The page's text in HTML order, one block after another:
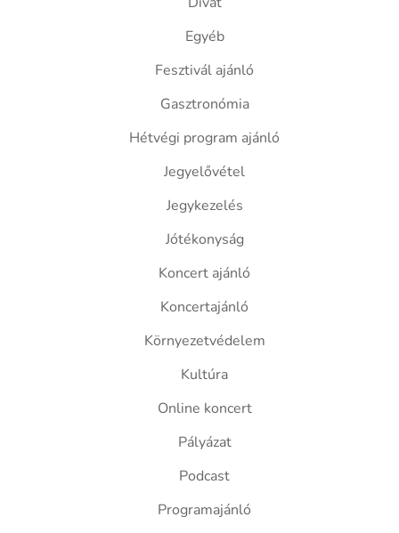
Egyéb
Fesztivál ajánló
Gasztronómia
Hétvégi program ajánló
Jegyelővétel
Jegykezelés
Jótékonyság
Koncert ajánló
Koncertajánló
Környezetvédelem
Kultúra
Online koncert
Pályázat
Podcast
Programajánló